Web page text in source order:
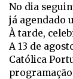
No dia
já agendado
À tarde,
A 13 de
Católica